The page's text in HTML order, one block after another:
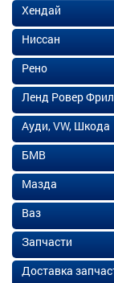
Хендай
Ниссан
Рено
Ленд Ровер
Ауди, VW, Шкода
БМВ
Мазда
Ваз
Запчасти
Доставка